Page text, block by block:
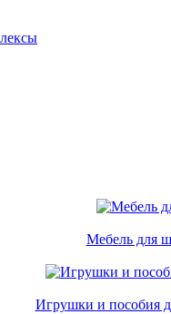
Мебель для
Игрушки и пособия